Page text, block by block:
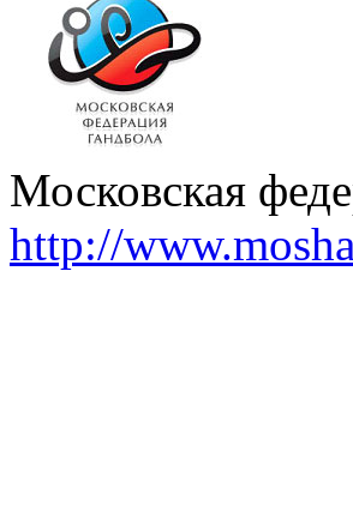
Московская
http://